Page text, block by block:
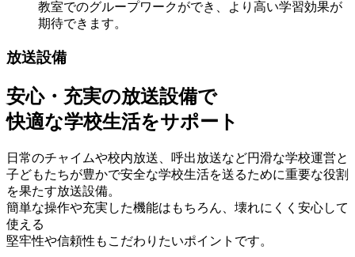
教室でのグループワークができ、より高い学習効果が
期待できます。
放送設備
安心・充実の放送設備で
快適な学校生活をサポート
日常のチャイムや校内放送、呼出放送など円滑な学校運営と
子どもたちが豊かで安全な学校生活を送るために重要な役割
を果たす放送設備。
簡単な操作や充実した機能はもちろん、壊れにくく安心して
使える
堅牢性や信頼性もこだわりたいポイントです。